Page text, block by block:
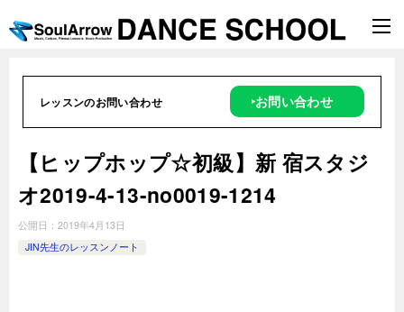
レッスンのお問い合わせ ‣お問い合わせ
【ヒップホップ☆初級】新 宿スタジ
オ2019-4-13-no0019-1214
公開日： 2019年4月13日
JIN先生のレッスンノート